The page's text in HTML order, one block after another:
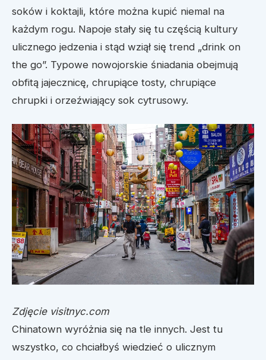
soków i koktajli, które można kupić niemal na
każdym rogu. Napoje stały się tu częścią kultury
ulicznego jedzenia i stąd wziął się trend „drink on
the go”. Typowe nowojorskie śniadania obejmują
obfitą jajecznicę, chrupiące tosty, chrupiące
chrupki i orzeźwiający sok cytrusowy.
Zdjęcie visitnyc.com
Chinatown wyróżnia się na tle innych. Jest tu
wszystko, co chciałbyś wiedzieć o ulicznym